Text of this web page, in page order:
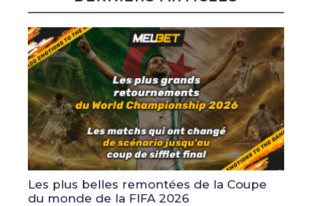
Les plus belles remontées de la Coupe
du monde de la FIFA 2026